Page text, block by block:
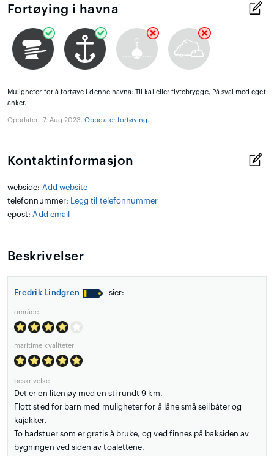
Fortøying i havna
Muligheter for å fortøye i denne havna: Til kai eller flytebrygge, På svai med eget
anker.
Oppdatert 7. Aug 2023.Oppdater fortøying.
Kontaktinformasjon
webside: Add website
telefonnummer:
Legg til telefonnummer
epost: Add email
Beskrivelser
Fredrik Lindgren sier:
område
maritime kvaliteter
beskrivelse
Det er en liten øy med en sti rundt 9 km.
Flott sted for barn med muligheter for å låne små seilbåter og
kajakker.
To badstuer som er gratis å bruke, og ved finnes på baksiden av
bygningen ved siden av toalettene.